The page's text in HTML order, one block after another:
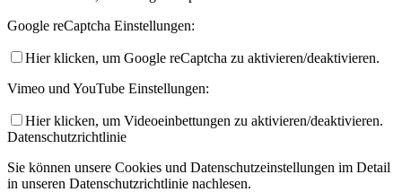
Google reCaptcha Einstellungen:
Hier klicken, um Google reCaptcha zu aktivieren/deaktivieren.
Vimeo und YouTube Einstellungen:
Hier klicken, um Videoeinbettungen zu aktivieren/deaktivieren.
Datenschutzrichtlinie
Sie können unsere Cookies und Datenschutzeinstellungen im Detail
in unseren Datenschutzrichtlinie nachlesen.